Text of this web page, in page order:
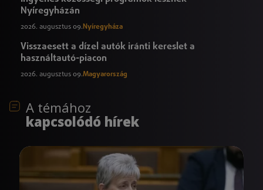
Nyíregyházán
2026. augusztus 09. Nyíregyháza
Visszaesett a dízel autók iránti kereslet a
használtautó-piacon
2026. augusztus 09.Magyarország
A témához
kapcsolódó hírek